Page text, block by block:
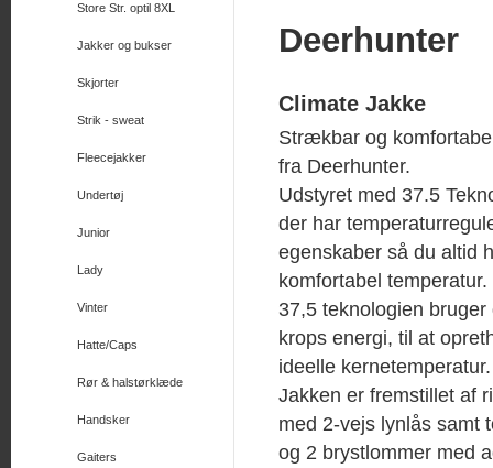
Store Str. optil 8XL
Jakker og bukser
Skjorter
Strik - sweat
Fleecejakker
Undertøj
Junior
Lady
Vinter
Hatte/Caps
Rør & halstørklæde
Handsker
Gaiters
Deerhunter
Climate Jakke
Strækbar og
fra Deerhunter.
Udstyret med 37.5
der har
egenskaber så du altid
komfortabel temperatur.
37,5 teknologien bruger
krops energi, til at
ideelle kernetemperatur.
Jakken er fremstillet af
med 2-vejs lynlås samt
og 2 brystlommer med